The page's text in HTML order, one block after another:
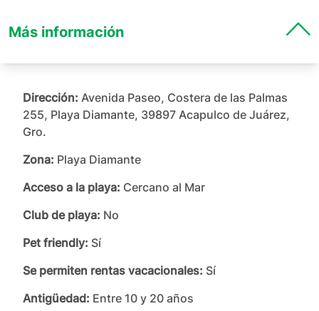
Más información
Dirección: Avenida Paseo, Costera de las Palmas
255, Playa Diamante, 39897 Acapulco de Juárez,
Gro.
Zona: Playa Diamante
Acceso a la playa: Cercano al Mar
Club de playa: No
Pet friendly: Sí
Se permiten rentas vacacionales: Sí
Antigüedad: Entre 10 y 20 años